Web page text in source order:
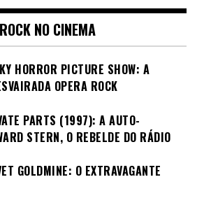
ROCK NO CINEMA
HORROR PICTURE SHOW: A
OPERA ROCK
PARTS (1997): A AUTO-
STERN, O REBELDE DO RÁDIO
GOLDMINE: O EXTRAVAGANTE